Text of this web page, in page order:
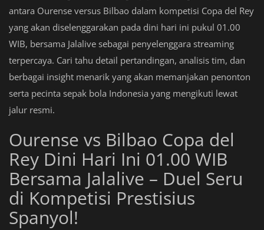
antara Ourense versus Bilbao dalam kompetisi Copa del Rey
yang akan diselenggarakan pada dini hari ini pukul 01.00
WIB, bersama Jalalive sebagai penyelenggara streaming
terpercaya. Cari tahu detail pertandingan, analisis tim, dan
berbagai insight menarik yang akan memanjakan penonton
serta pecinta sepak bola Indonesia yang mengikuti lewat
jalur resmi.
Ourense vs Bilbao Copa del
Rey Dini Hari Ini 01.00 WIB
Bersama Jalalive – Duel Seru
di Kompetisi Prestisius
Spanyol!